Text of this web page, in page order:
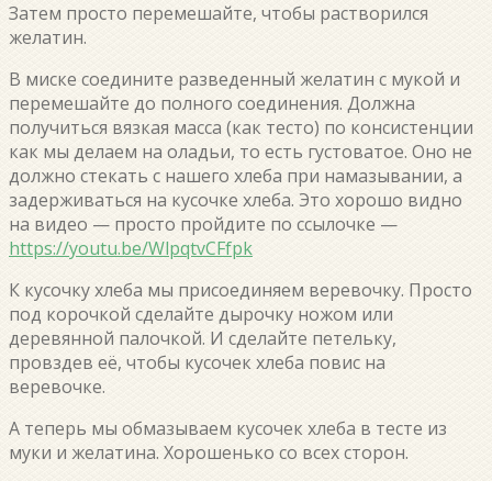
Затем просто перемешайте, чтобы растворился
желатин.
В миске соедините разведенный желатин с мукой и
перемешайте до полного соединения. Должна
получиться вязкая масса (как тесто) по консистенции
как мы делаем на оладьи, то есть густоватое. Оно не
должно стекать с нашего хлеба при намазывании, а
задерживаться на кусочке хлеба. Это хорошо видно
на видео — просто пройдите по ссылочке —
https://youtu.be/WlpqtvCFfpk
К кусочку хлеба мы присоединяем веревочку. Просто
под корочкой сделайте дырочку ножом или
деревянной палочкой. И сделайте петельку,
провздев её, чтобы кусочек хлеба повис на
веревочке.
А теперь мы обмазываем кусочек хлеба в тесте из
муки и желатина. Хорошенько со всех сторон.